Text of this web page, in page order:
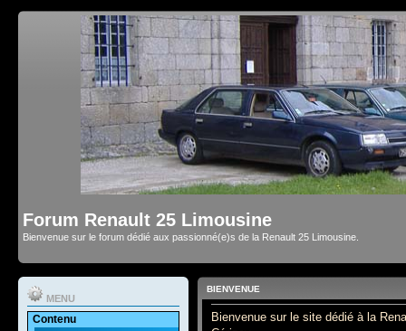
Forum Renault 25 Limousine
Bienvenue sur le forum dédié aux passionné(e)s de la Renault 25 Limousine.
MENU
Contenu
BIENVENUE
Bienvenue sur le site dédié à la